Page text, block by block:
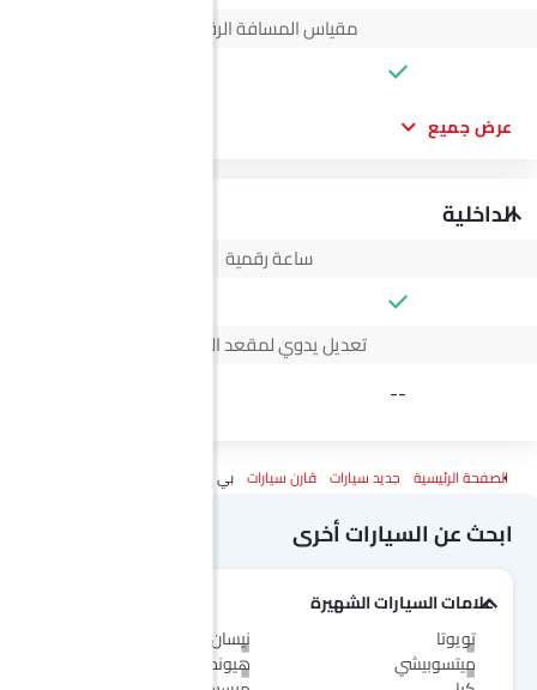
مقياس المسافة الرقمي
عرض جميع
الداخلية
ساعة رقمية
تعديل يدوي لمقعد السائق
--
الصفحة الرئيسية جديد سيارات قارن سيارات بي إم دبليو 3 سيريز 2026 Vs ج إم سي فيجوس
ابحث عن السيارات أخرى
علامات السيارات الشهيرة
تويوتا
نيسان
ميتسوبيشي
هيونداي